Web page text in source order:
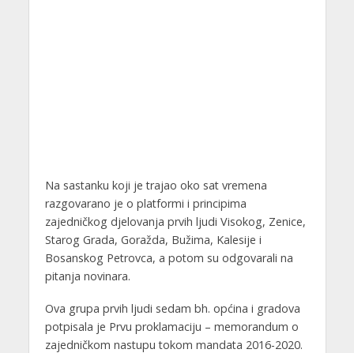
Na sastanku koji je trajao oko sat vremena
razgovarano je o platformi i principima
zajedničkog djelovanja prvih ljudi Visokog, Zenice,
Starog Grada, Goražda, Bužima, Kalesije i
Bosanskog Petrovca, a potom su odgovarali na
pitanja novinara.
Ova grupa prvih ljudi sedam bh. općina i gradova
potpisala je Prvu proklamaciju – memorandum o
zajedničkom nastupu tokom mandata 2016-2020.